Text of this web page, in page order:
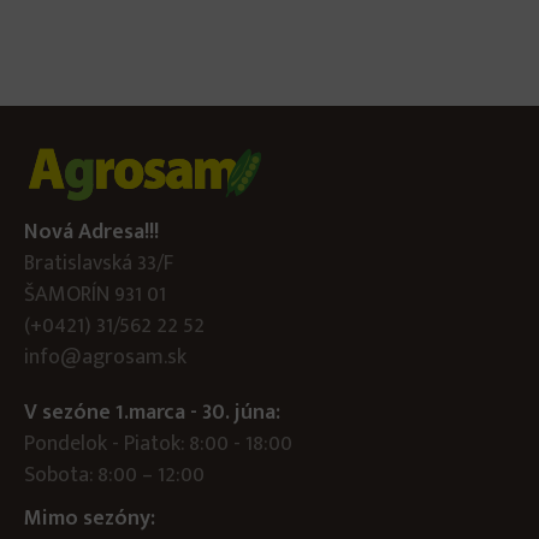
Nová Adresa!!!
Bratislavská 33/F
ŠAMORÍN 931 01
(+0421) 31/562 22 52
info@agrosam.sk
V sezóne 1.marca - 30. júna:
Pondelok - Piatok: 8:00 - 18:00
Sobota: 8:00 – 12:00
Mimo sezóny: